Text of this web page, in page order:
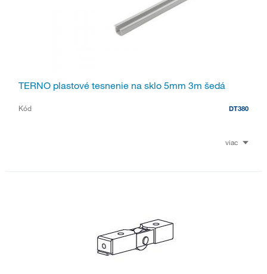
TERNO plastové tesnenie na sklo 5mm 3m šedá
Kód DT380
viac